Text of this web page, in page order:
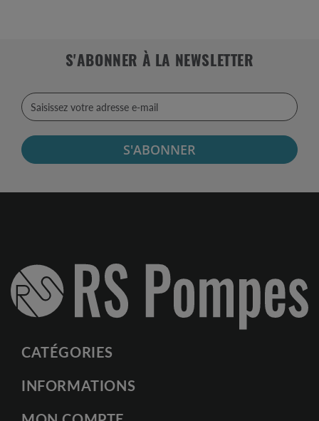
S'ABONNER À LA NEWSLETTER
S'ABONNER
CATÉGORIES
INFORMATIONS